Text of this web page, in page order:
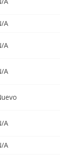
A
A
A
A
A